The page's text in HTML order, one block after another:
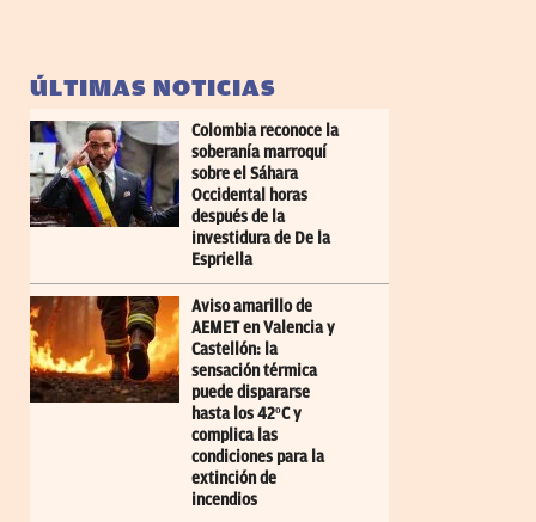
ÚLTIMAS NOTICIAS
Colombia reconoce la
soberanía marroquí
sobre el Sáhara
Occidental horas
después de la
investidura de De la
Espriella
Aviso amarillo de
AEMET en Valencia y
Castellón: la
sensación térmica
puede dispararse
hasta los 42ºC y
complica las
condiciones para la
extinción de
incendios